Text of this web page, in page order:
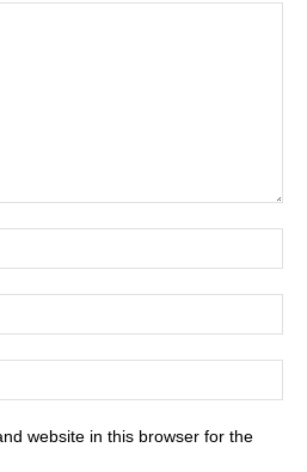
website in this browser for the